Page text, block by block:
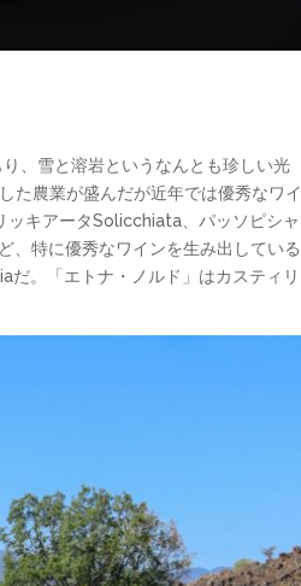
、雪と溶岩というなんとも珍しい光
た農業が盛んだが近年では優秀なワイ
キアータSolicchiata、パッソピシャ
、特に優秀なワインを生み出している
。「エトナ・ノルド」はカスティリ